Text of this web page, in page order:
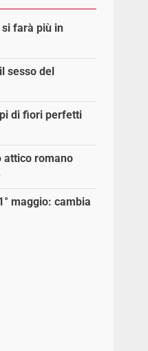
farà più in
sesso del
di fiori perfetti
attico romano
maggio: cambia